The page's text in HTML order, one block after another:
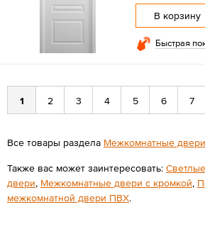
В корзину
Быстрая
1 2 3 4 5 6 7
Все товары раздела Межкомнатные двери
Также вас может заинтересовать:
двери, Межкомнатные двери с кромкой,
межкомнатной двери ПВХ.